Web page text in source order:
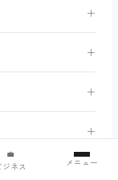
＋
＋
＋
＋
💼
ジネス
メニュー